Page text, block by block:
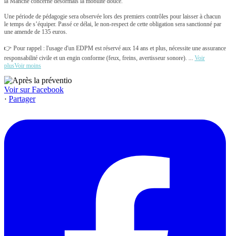
Une période de pédagogie sera observée lors des premiers contrôles pour laisser à chacun
le temps de s’équiper. Passé ce délai, le non-respect de cette obligation sera sanctionné par
une amende de 135 euros.
👉 Pour rappel : l'usage d'un EDPM est réservé aux 14 ans et plus, nécessite une assurance
responsabilité civile et un engin conforme (feux, freins, avertisseur sonore). ... Voir
plusVoir moins
Voir sur Facebook
· Partager